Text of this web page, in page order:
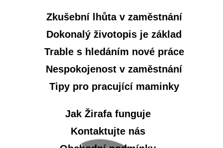
Zkušební lhůta v zaměstnání
Dokonalý životopis je základ
Trable s hledáním nové práce
Nespokojenost v zaměstnání
Tipy pro pracující maminky
Jak Žirafa funguje
Kontaktujte nás